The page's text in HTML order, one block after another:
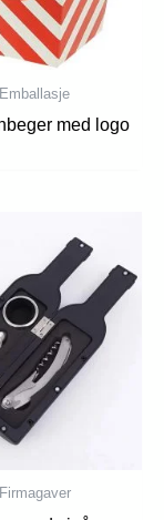
Emballasje
med logo
Firmagaver